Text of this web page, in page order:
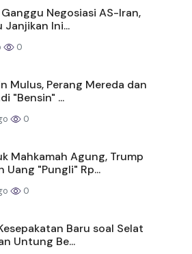
Negosiasi AS-Iran,
Janjikan Ini...
0
Mulus, Perang Mereda dan
"Bensin" ...
0
Mahkamah Agung, Trump
Uang "Pungli" Rp...
0
Baru soal Selat
Untung Be...